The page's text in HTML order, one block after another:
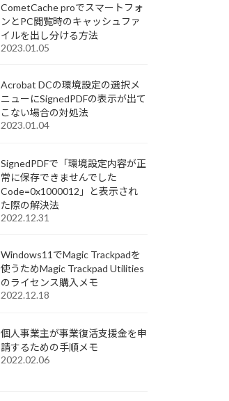
CometCache proでスマートフォ
ンとPC閲覧時のキャッシュファ
イルを出し分ける方法
2023.01.05
Acrobat DCの環境設定の選択メ
ニューにSignedPDFの表示が出て
こない場合の対処法
2023.01.04
SignedPDFで「環境設定内容が正
常に保存できませんでした
Code=0x1000012」と表示され
た際の解決法
2022.12.31
Windows11でMagic Trackpadを
使うためMagic Trackpad Utilities
のライセンス購入メモ
2022.12.18
個人事業主が事業復活支援金を申
請するための手順メモ
2022.02.06